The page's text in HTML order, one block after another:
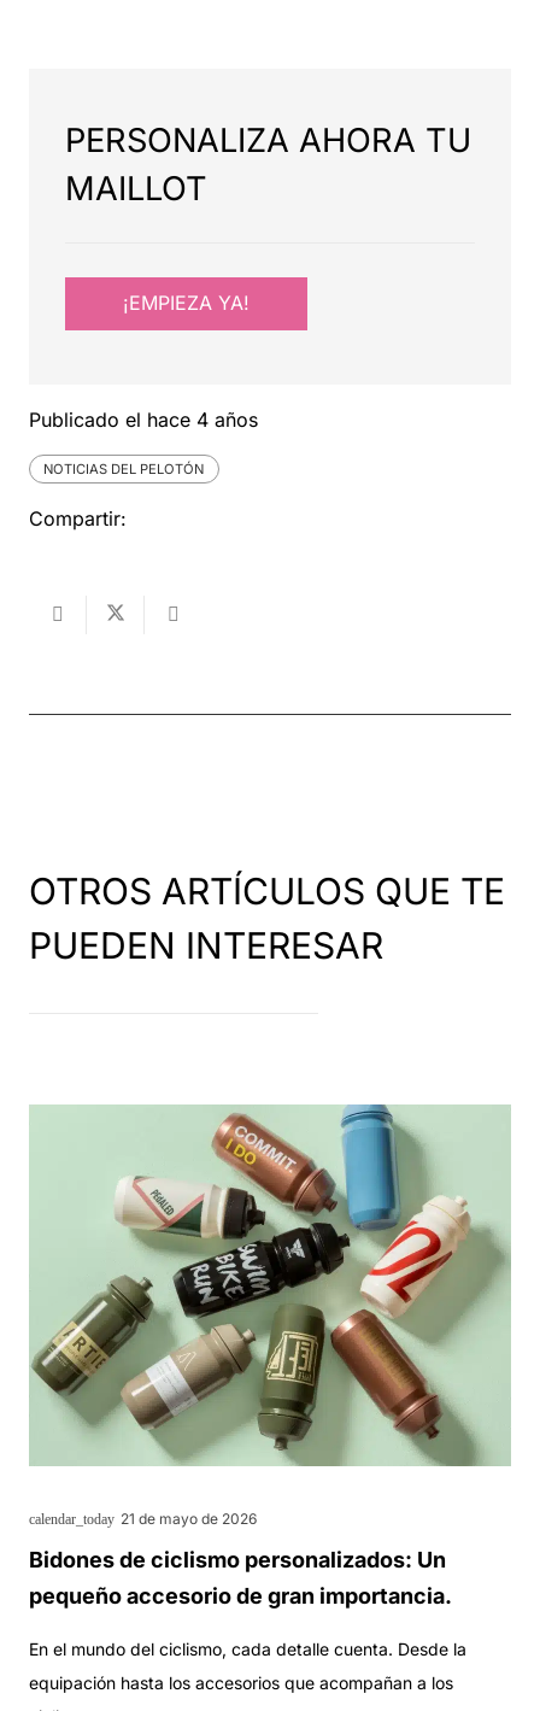
PERSONALIZA AHORA TU
MAILLOT
¡EMPIEZA YA!
Publicado el hace 4 años
NOTICIAS DEL PELOTÓN
Compartir:
OTROS ARTÍCULOS QUE TE
PUEDEN INTERESAR
calendar_today 21 de mayo de 2026
Bidones de ciclismo personalizados: Un
pequeño accesorio de gran importancia.
En el mundo del ciclismo, cada detalle cuenta. Desde la
equipación hasta los accesorios que acompañan a los